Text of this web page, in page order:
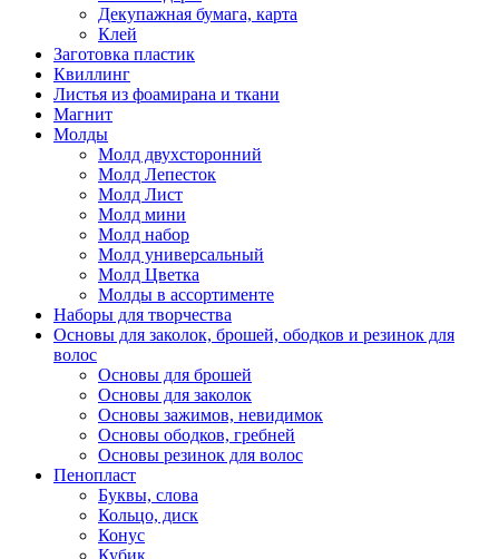
Декупажная бумага, карта
Клей
Заготовка пластик
Квиллинг
Листья из фоамирана и ткани
Магнит
Молды
Молд двухсторонний
Молд Лепесток
Молд Лист
Молд мини
Молд набор
Молд универсальный
Молд Цветка
Молды в ассортименте
Наборы для творчества
Основы для заколок, брошей, ободков и резинок для
волос
Основы для брошей
Основы для заколок
Основы зажимов, невидимок
Основы ободков, гребней
Основы резинок для волос
Пенопласт
Буквы, слова
Кольцо, диск
Конус